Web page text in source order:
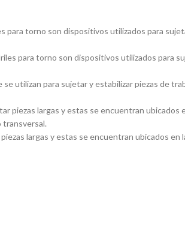
para torno son dispositivos utilizados para
para torno son dispositivos utilizados para
utilizan para sujetar y estabilizar piezas de
piezas largas y estas se encuentran
transversal.
largas y estas se encuentran ubicados